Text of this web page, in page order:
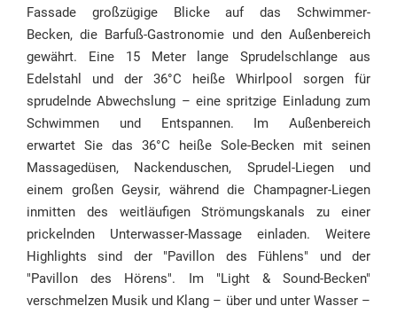
Fassade großzügige Blicke auf das Schwimmer-
Becken, die Barfuß-Gastronomie und den Außenbereich
gewährt. Eine 15 Meter lange Sprudelschlange aus
Edelstahl und der 36°C heiße Whirlpool sorgen für
sprudelnde Abwechslung – eine spritzige Einladung zum
Schwimmen und Entspannen. Im Außenbereich
erwartet Sie das 36°C heiße Sole-Becken mit seinen
Massagedüsen, Nackenduschen, Sprudel-Liegen und
einem großen Geysir, während die Champagner-Liegen
inmitten des weitläufigen Strömungskanals zu einer
prickelnden Unterwasser-Massage einladen. Weitere
Highlights sind der "Pavillon des Fühlens" und der
"Pavillon des Hörens". Im "Light & Sound-Becken"
verschmelzen Musik und Klang – über und unter Wasser –